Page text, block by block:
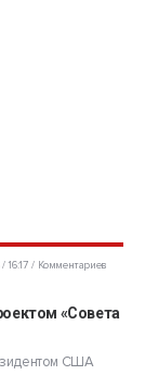
16:17
Комментариев
«Совета
США